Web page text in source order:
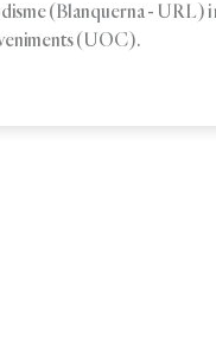
(Blanquerna - URL)
(UOC).